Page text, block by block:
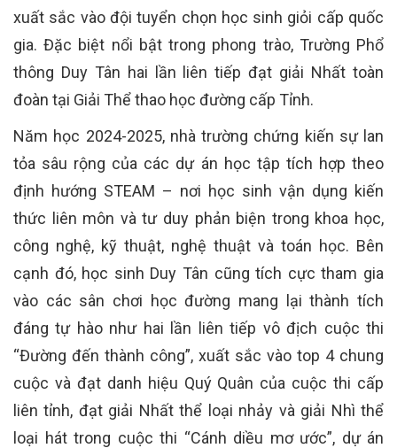
xuất sắc vào đội tuyển chọn học sinh giỏi cấp quốc
gia. Đặc biệt nổi bật trong phong trào, Trường Phổ
thông Duy Tân hai lần liên tiếp đạt giải Nhất toàn
đoàn tại Giải Thể thao học đường cấp Tỉnh.
Năm học 2024-2025, nhà trường chứng kiến sự lan
tỏa sâu rộng của các dự án học tập tích hợp theo
định hướng STEAM – nơi học sinh vận dụng kiến
thức liên môn và tư duy phản biện trong khoa học,
công nghệ, kỹ thuật, nghệ thuật và toán học. Bên
cạnh đó, học sinh Duy Tân cũng tích cực tham gia
vào các sân chơi học đường mang lại thành tích
đáng tự hào như hai lần liên tiếp vô địch cuộc thi
“Đường đến thành công”, xuất sắc vào top 4 chung
cuộc và đạt danh hiệu Quý Quân của cuộc thi cấp
liên tỉnh, đạt giải Nhất thể loại nhảy và giải Nhì thể
loại hát trong cuộc thi “Cánh diều mơ ước”, dự án